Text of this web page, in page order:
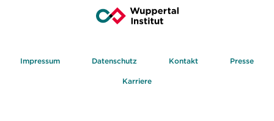
Impressum Datenschutz Kontakt Presse
Karriere